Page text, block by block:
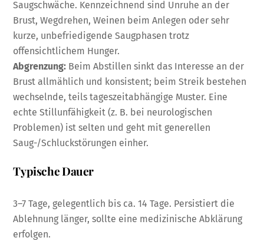
Saugschwäche. Kennzeichnend sind Unruhe an der
Brust, Wegdrehen, Weinen beim Anlegen oder sehr
kurze, unbefriedigende Saugphasen trotz
offensichtlichem Hunger.
Abgrenzung: Beim Abstillen sinkt das Interesse an der
Brust allmählich und konsistent; beim Streik bestehen
wechselnde, teils tageszeitabhängige Muster. Eine
echte Stillunfähigkeit (z. B. bei neurologischen
Problemen) ist selten und geht mit generellen
Saug-/Schluckstörungen einher.
Typische Dauer
3–7 Tage, gelegentlich bis ca. 14 Tage. Persistiert die
Ablehnung länger, sollte eine medizinische Abklärung
erfolgen.